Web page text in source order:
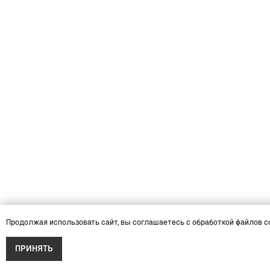
Продолжая использовать сайт, вы соглашаетесь с обработкой файлов
ПРИНЯТЬ